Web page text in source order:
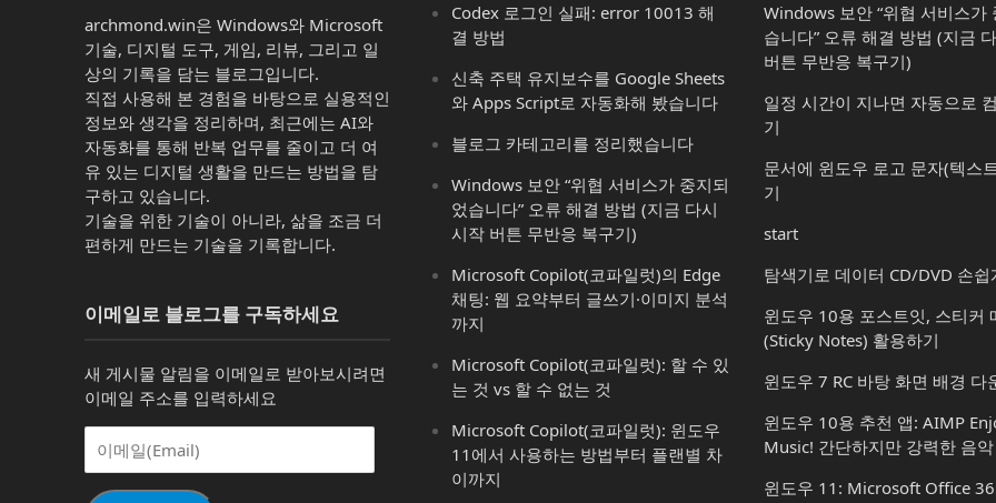
archmond.win은 Windows와 Microsoft
기술, 디지털 도구, 게임, 리뷰, 그리고 일
상의 기록을 담는 블로그입니다.
직접 사용해 본 경험을 바탕으로 실용적인
정보와 생각을 정리하며, 최근에는 AI와
자동화를 통해 반복 업무를 줄이고 더 여
유 있는 디지털 생활을 만드는 방법을 탐
구하고 있습니다.
기술을 위한 기술이 아니라, 삶을 조금 더
편하게 만드는 기술을 기록합니다.
이메일로 블로그를 구독하세요
새 게시물 알림을 이메일로 받아보시려면
이메일 주소를 입력하세요
Codex 로그인 실패: error 10013 해
결 방법
신축 주택 유지보수를 Google Sheets
와 Apps Script로 자동화해 봤습니다
블로그 카테고리를 정리했습니다
Windows 보안 “위협 서비스가 중지되
었습니다” 오류 해결 방법 (지금 다시
시작 버튼 무반응 복구기)
Microsoft Copilot(코파일럿)의 Edge
채팅: 웹 요약부터 글쓰기·이미지 분석
까지
Microsoft Copilot(코파일럿): 할 수 있
는 것 vs 할 수 없는 것
Microsoft Copilot(코파일럿): 윈도우
11에서 사용하는 방법부터 플랜별 차
이까지
Windows 보안 “위협 서비스가
습니다” 오류 해결 방법 (지금
버튼 무반응 복구기)
일정 시간이 지나면 자동으로
기
문서에 윈도우 로고 문자(텍스
기
start
탐색기로 데이터 CD/DVD 손쉽
윈도우 10용 포스트잇, 스티커
(Sticky Notes) 활용하기
윈도우 7 RC 바탕 화면 배경 다
윈도우 10용 추천 앱: AIMP
Music! 간단하지만 강력한 음
윈도우 11: Microsoft Office